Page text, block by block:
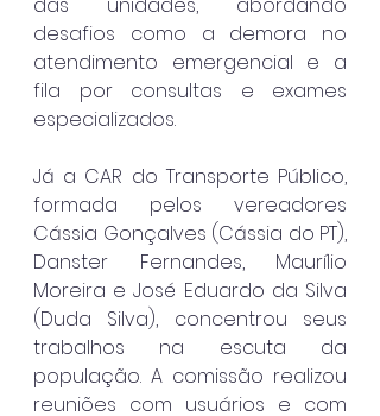
desafios como a demora no
atendimento emergencial e a
fila por consultas e exames
especializados.
Já a CAR do Transporte Público,
formada pelos vereadores
Cássia Gonçalves (Cássia do PT),
Danster Fernandes, Maurílio
Moreira e José Eduardo da Silva
(Duda Silva), concentrou seus
trabalhos na escuta da
população. A comissão realizou
reuniões com usuários e com